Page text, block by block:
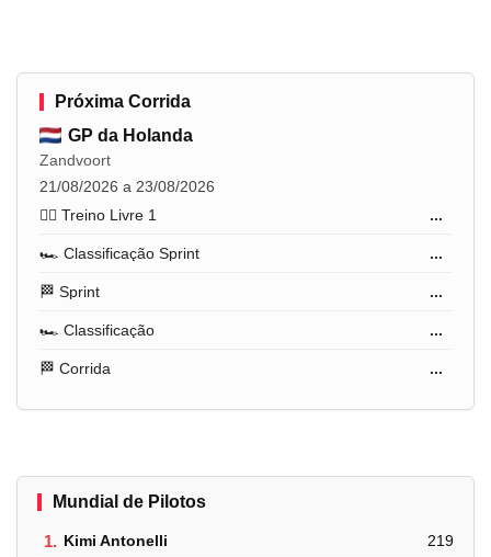
Próxima Corrida
GP da Holanda
Zandvoort
21/08/2026 a 23/08/2026
🏋️‍♂️ Treino Livre 1
...
🏎️ Classificação Sprint ...
🏁 Sprint ...
🏎️ Classificação ...
🏁 Corrida ...
Mundial de Pilotos
1. Kimi Antonelli 219